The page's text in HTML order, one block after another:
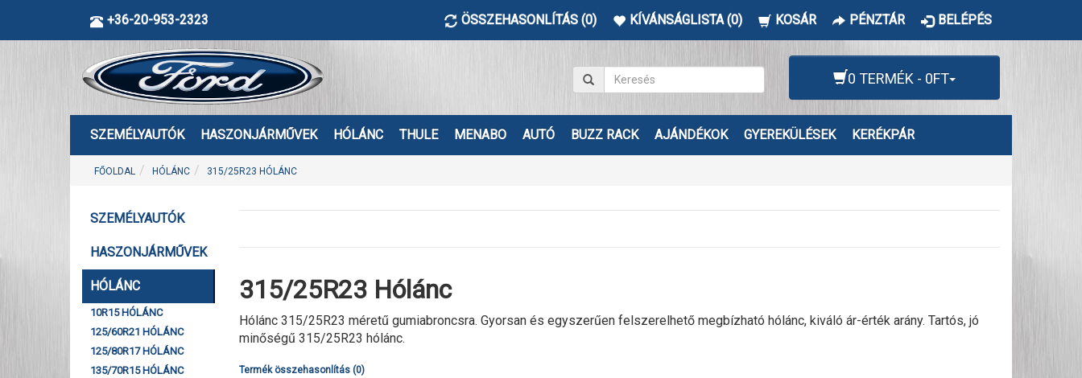
+36-20-953-2323 ÖSSZEHASONLÍTÁS (0) KÍVÁNSÁGLISTA (0) KOSÁR PÉNZTÁR BELÉPÉS
0 TERMÉK - 0FT
SZEMÉLYAUTÓK HASZONJÁRMŰVEK HÓLÁNC THULE MENABO AUTÓ BUZZ RACK AJÁNDÉKOK GYEREKÜLÉSEK KERÉKPÁR
FŐOLDAL HÓLÁNC 315/25R23 HÓLÁNC
SZEMÉLYAUTÓK
HASZONJÁRMŰVEK
HÓLÁNC
10R15 HÓLÁNC
125/60R21 HÓLÁNC
125/80R17 HÓLÁNC
135/70R15 HÓLÁNC
315/25R23 Hólánc
Hólánc 315/25R23 méretű gumiabroncsra. Gyorsan és egyszerűen felszerelhető megbízható hólánc, kiváló ár-érték arány. Tartós, jó
minőségű 315/25R23 hólánc.
Termék összehasonlítás (0)